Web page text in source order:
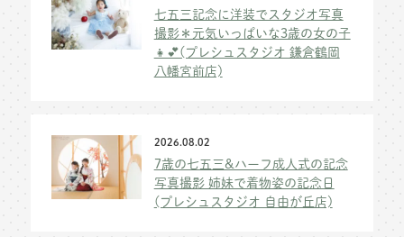
七五三記念に洋装でスタジオ写真
撮影＊元気いっぱいな3歳の女の子
👧💕(プレシュスタジオ 鎌倉鶴岡
八幡宮前店)
2026.08.02
7歳の七五三&ハーフ成人式の記念
写真撮影 姉妹で着物姿の記念日
(プレシュスタジオ 自由が丘店)